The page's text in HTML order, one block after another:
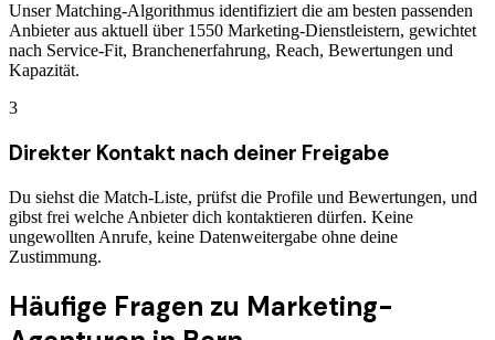
Unser Matching-Algorithmus identifiziert die am besten passenden
Anbieter aus aktuell über 1550 Marketing-Dienstleistern, gewichtet
nach Service-Fit, Branchenerfahrung, Reach, Bewertungen und
Kapazität.
3
Direkter Kontakt nach deiner Freigabe
Du siehst die Match-Liste, prüfst die Profile und Bewertungen, und
gibst frei welche Anbieter dich kontaktieren dürfen. Keine
ungewollten Anrufe, keine Datenweitergabe ohne deine
Zustimmung.
Häufige Fragen zu Marketing-